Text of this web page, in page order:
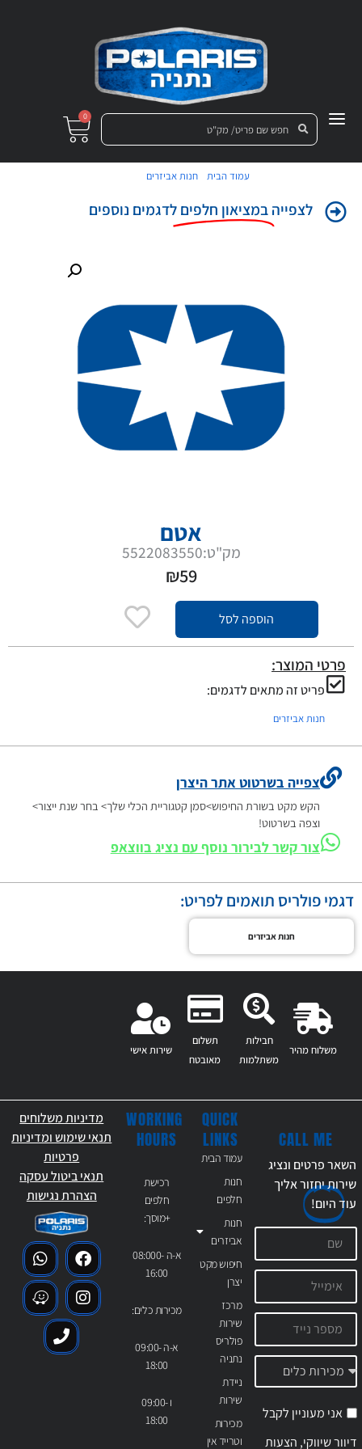
0
עמוד הבית /חנות אביזרים
לצפייהבמציאון חלפים לדגמים נוספים
אטם
מק"ט:5522083550
₪59
הוספה לסל
פרטי המוצר:
פריט זה מתאים לדגמים:
חנות אביזרים
צפייה בשרטוט אתר היצרן
הקש מקט בשורת החיפוש>סמן קטגוריית הכלי שלך> בחר שנת ייצור>
וצפה בשרטוט!
צור קשר לבירור נוסף עם נציג בווצאפ
דגמי פולריס תואמים לפריט:
חנות אביזרים
משלוח מהיר
חבילות
משתלמות
תשלום
מאובטח
שירות אישי
QUICK
LINKS
עמוד הבית
חנות
חלפים
חנות
אביזרים
חיפוש מקט
יצרן
מרכז
שירות
פולריס
נתניה
ניידת
שירות
מכירות
וטרייד אין
WORKING
HOURS
רכישת
חלפים
+מוסך:
א-ה 08:000-
16:00
מכירות כלים:
א-ה 09:00-
18:00
ו 09:00-
18:00
CALL ME
השאר פרטים ונציג
שירות יחזור אליך
עודהיום!
אני מעוניין לקבל
דיוור שיווקי, הצעות
מדיניות משלוחים
תנאי שימוש ומדיניות
פרטיות
תנאי ביטול עסקה
הצהרת נגישות